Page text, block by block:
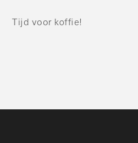
Tijd voor koffie!